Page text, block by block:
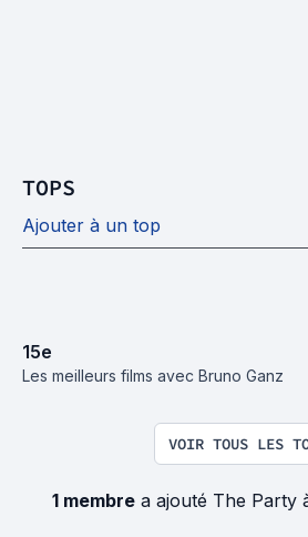
TOPS
Ajouter à un top
15e
Les meilleurs films avec Bruno Ganz
VOIR TOUS LES
1 membre a ajouté The Party